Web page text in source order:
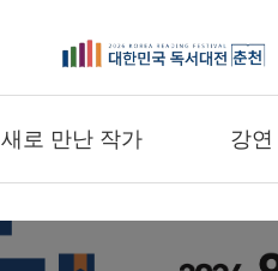
-
새로 만난 작가 강연